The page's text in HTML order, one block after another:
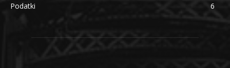
Podatki
6